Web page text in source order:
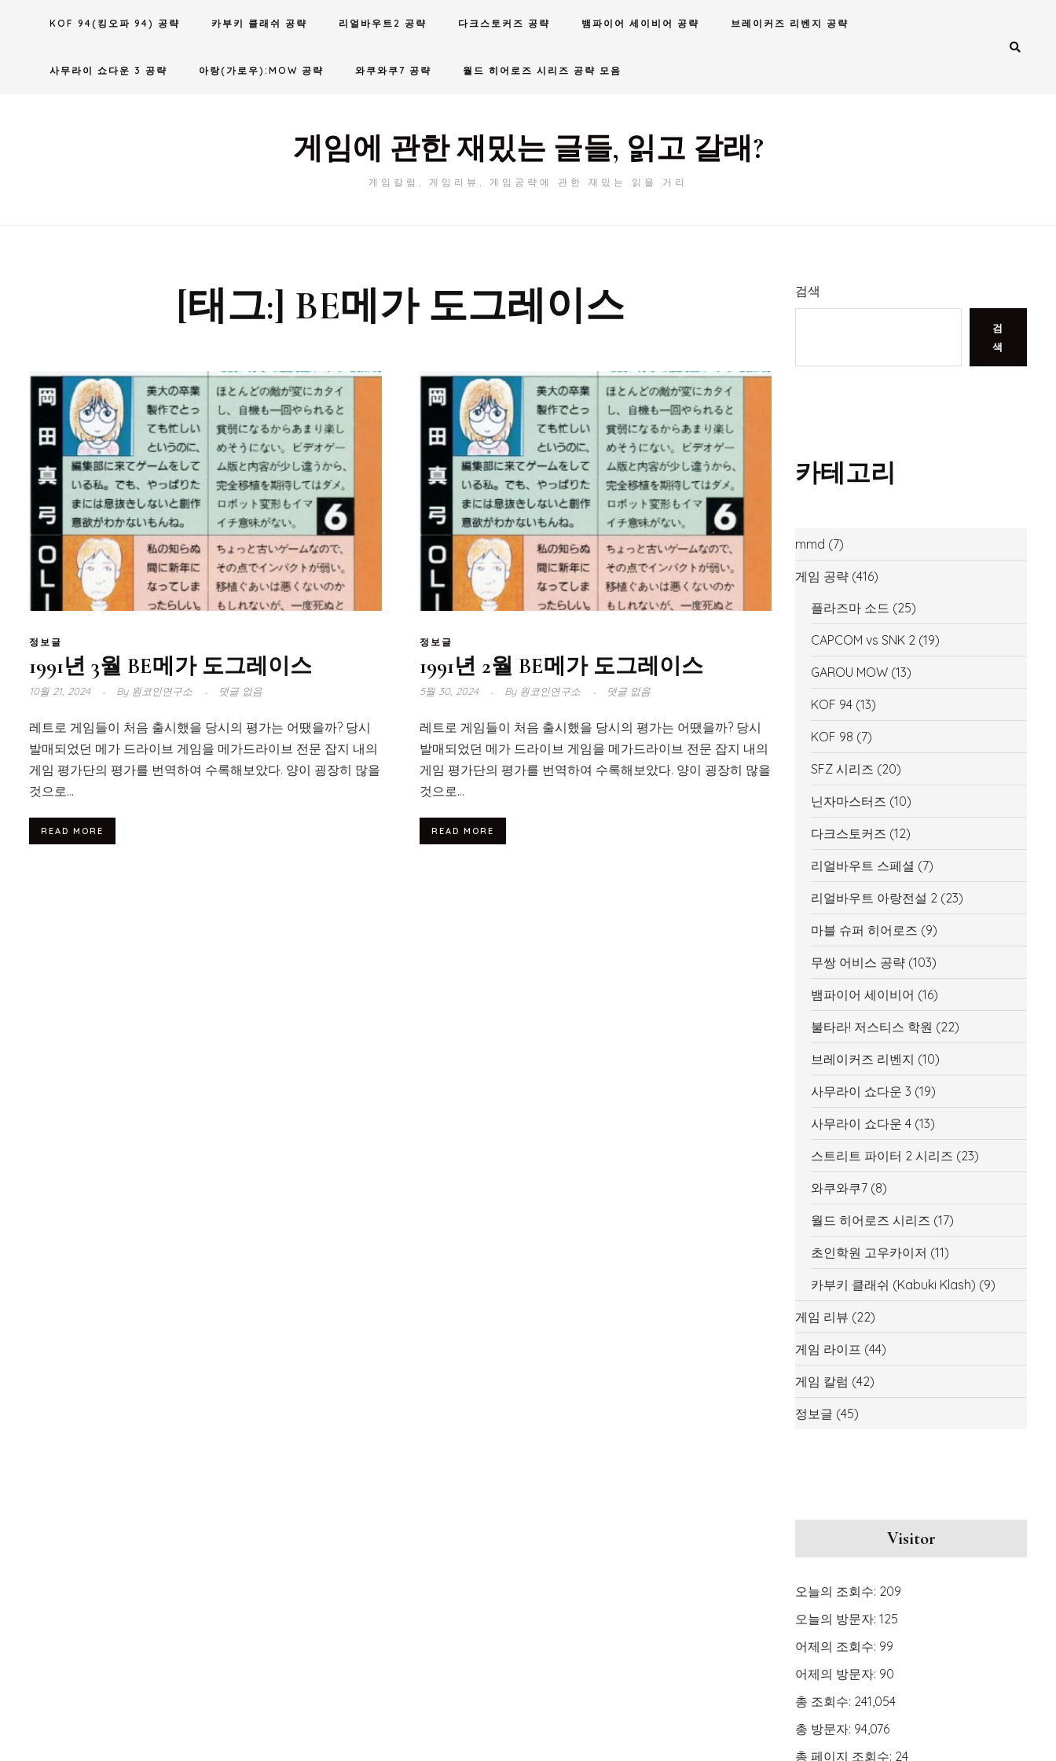
KOF 94(킹오파 94) 공략 카부키 클래쉬 공략 리얼바우트2 공략 다크스토커즈 공략 뱀파이어 세이비어 공략 브레이커즈 리벤지 공략
사무라이 쇼다운 3 공략 아랑(가로우):MOW 공략 와쿠와쿠7 공략 월드 히어로즈 시리즈 공략 모음
게임에 관한 재밌는 글들, 읽고 갈래?
게임칼럼, 게임리뷰, 게임공략에 관한 재밌는 읽을 거리
[태그:] BE메가 도그레이스
정보글
1991년 3월 BE메가 도그레이스
10월 21, 2024 By원코인연구소 댓글 없음
레트로 게임들이 처음 출시했을 당시의 평가는 어땠을까? 당시
발매되었던 메가 드라이브 게임을 메가드라이브 전문 잡지 내의
게임 평가단의 평가를 번역하여 수록해보았다. 양이 굉장히 많을
것으로...
READ MORE
정보글
1991년 2월 BE메가 도그레이스
5월 30, 2024 By원코인연구소 댓글 없음
레트로 게임들이 처음 출시했을 당시의 평가는 어땠을까? 당시
발매되었던 메가 드라이브 게임을 메가드라이브 전문 잡지 내의
게임 평가단의 평가를 번역하여 수록해보았다. 양이 굉장히 많을
것으로...
READ MORE
검색
검
색
카테고리
mmd (7)
게임 공략 (416)
플라즈마 소드 (25)
CAPCOM vs SNK 2 (19)
GAROU MOW (13)
KOF 94 (13)
KOF 98 (7)
SFZ 시리즈 (20)
닌자마스터즈 (10)
다크스토커즈 (12)
리얼바우트 스페셜 (7)
리얼바우트 아랑전설 2 (23)
마블 슈퍼 히어로즈 (9)
무쌍 어비스 공략 (103)
뱀파이어 세이비어 (16)
불타라! 저스티스 학원 (22)
브레이커즈 리벤지 (10)
사무라이 쇼다운 3 (19)
사무라이 쇼다운 4 (13)
스트리트 파이터 2 시리즈 (23)
와쿠와쿠7 (8)
월드 히어로즈 시리즈 (17)
초인학원 고우카이저 (11)
카부키 클래쉬 (Kabuki Klash) (9)
게임 리뷰 (22)
게임 라이프 (44)
게임 칼럼 (42)
정보글 (45)
Visitor
오늘의 조회수: 209
오늘의 방문자: 125
어제의 조회수: 99
어제의 방문자: 90
총 조회수: 241,054
총 방문자: 94,076
총 페이지 조회수: 24